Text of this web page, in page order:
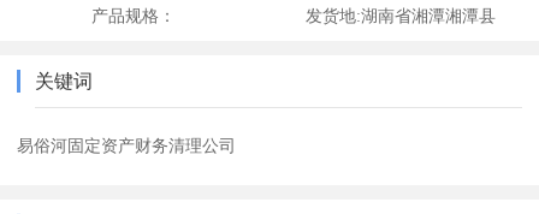
产品规格： 发货地:湖南省湘潭湘潭县
关键词
易俗河固定资产财务清理公司